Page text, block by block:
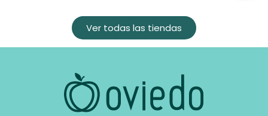
Ver todas las tiendas